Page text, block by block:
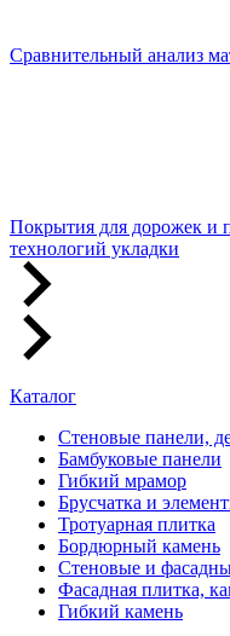
Сравнительный анализ
Покрытия для дорожек и
технологий укладки
Каталог
Стеновые панели,
Бамбуковые панели
Гибкий мрамор
Брусчатка и
Тротуарная плитка
Бордюрный камень
Стеновые и
Фасадная плитка,
Гибкий камень